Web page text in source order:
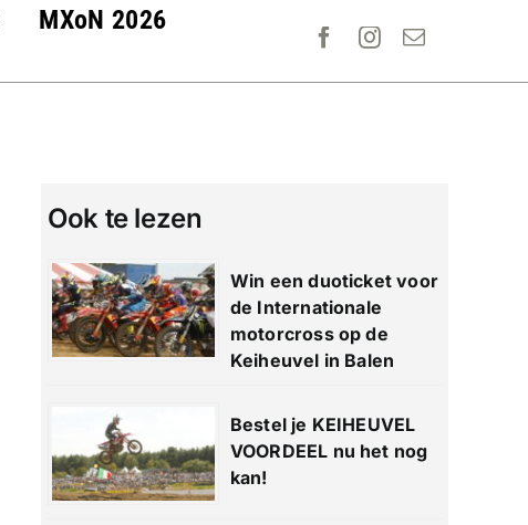
MXoN 2026
Ook te lezen
Win een duoticket voor
de Internationale
motorcross op de
Keiheuvel in Balen
Bestel je KEIHEUVEL
VOORDEEL nu het nog
kan!